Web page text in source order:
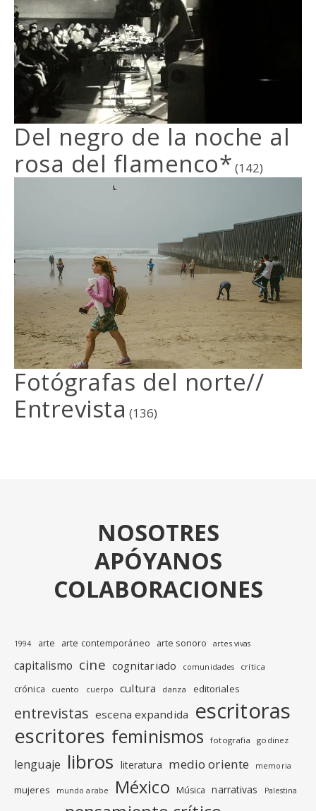
Del negro de la noche al
rosa del flamenco* (142)
Fotógrafas del norte//
Entrevista (136)
NOSOTRES
APÓYANOS
COLABORACIONES
1994 arte arte contemporáneo arte sonoro artes vivas
capitalismo cine cognitariado comunidades crítica
crónica cuento cuerpo cultura danza editoriales
entrevistas escena expandida escritoras
escritores feminismos fotografia godinez
lenguaje libros literatura medio oriente memoria
mujeres mundo arabe México Música narrativas Palestina